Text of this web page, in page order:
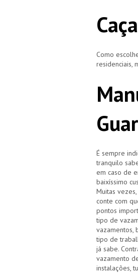
Como
residenciais,
É sempre
tranquilo
em caso de
baixíssimo
Muitas
conte com
pontos
tipo de
vazamentos,
tipo de
já sabe.
vazamento
instalações,